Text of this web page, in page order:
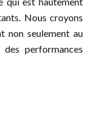
Nous croyons
non seulement au
performances